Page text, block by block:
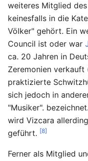
weiteres Mitglied
keinesfalls in die
Völker" gehört. Ein
Council ist oder war
ca. 20 Jahren in
Zeremonien verkauft
praktizierte
sich jedoch in
"Musiker". bezeichnet.
wird Vizcara
geführt. [8]
Ferner als Mitglied